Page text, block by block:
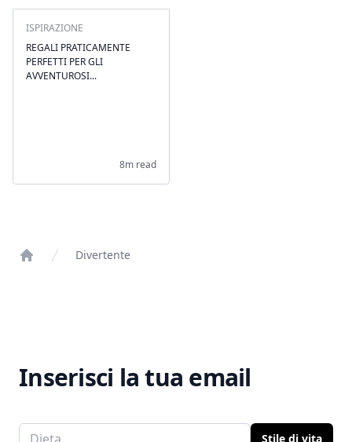
ISPIRAZIONE
REGALI PRATICAMENTE
PERFETTI PER GLI
AVVENTUROSI...
8m read
Divertente
Inserisci la tua email
Email address Stile di vita